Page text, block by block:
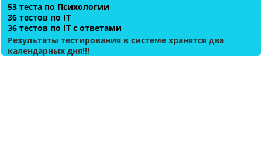
53 теста по Психологии
36 тестов по IT
36 тестов по IT с ответами
Результаты тестирования в системе хранятся два
календарных дня!!!